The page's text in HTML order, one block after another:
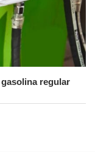
regular